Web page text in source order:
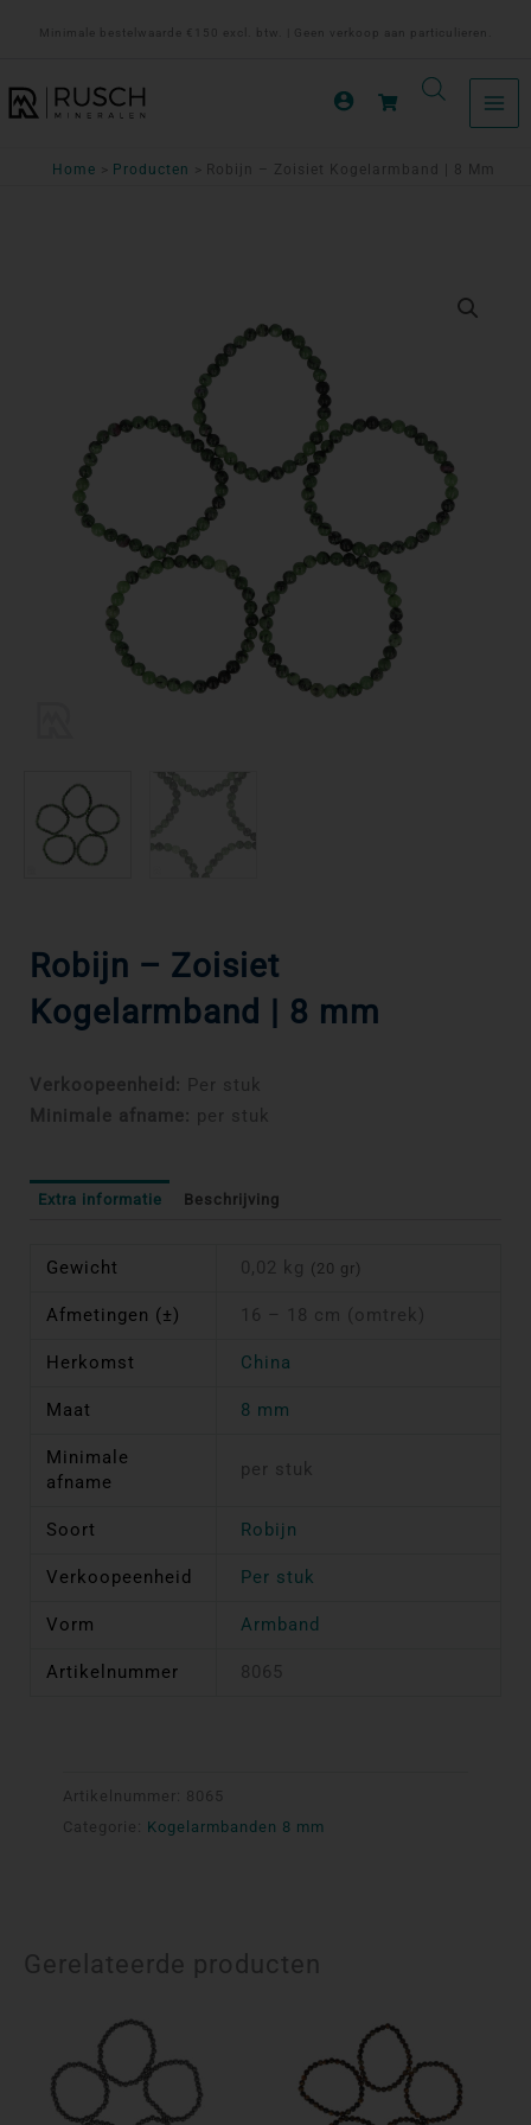
inhoud
Minimale bestelwaarde €150 excl. btw. | Geen verkoop aan particulieren.
Home Producten Robijn – Zoisiet Kogelarmband | 8 Mm
Robijn – Zoisiet
Kogelarmband | 8 mm
Verkoopeenheid: Per stuk
Minimale afname: per stuk
Extra informatie Beschrijving
Gewicht 0,02 kg (20 gr)
Afmetingen (±) 16 – 18 cm (omtrek)
Herkomst China
Maat 8 mm
Minimale
afname
per stuk
Soort Robijn
Verkoopeenheid Per stuk
Vorm Armband
Artikelnummer 8065
Artikelnummer: 8065
Categorie:
Kogelarmbanden 8 mm
Gerelateerde producten